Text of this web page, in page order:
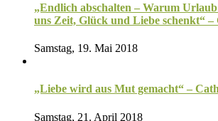
„Endlich abschalten – Warum
uns Zeit, Glück und Liebe schenkt“ –
Samstag, 19. Mai 2018
„Liebe wird aus Mut gemacht“ –
Samstag, 21. April 2018